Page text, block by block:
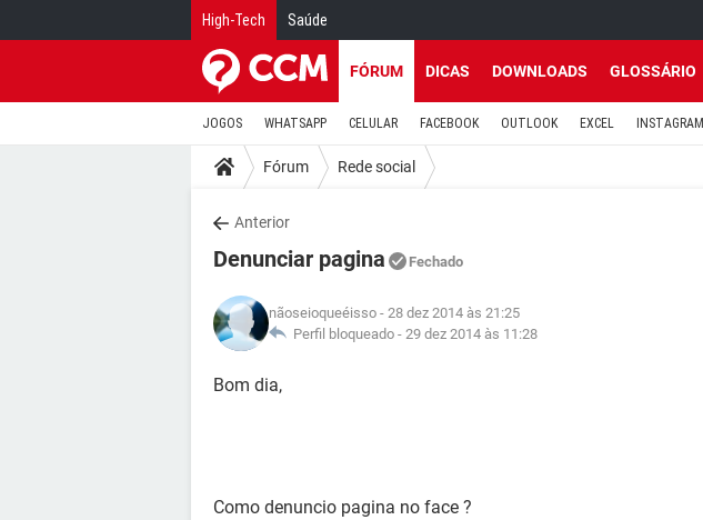
High-Tech Saúde
FÓRUM DICAS DOWNLOADS GLOSSÁRIO
JOGOS WHATSAPP CELULAR FACEBOOK OUTLOOK EXCEL INSTAGRAM
Fórum Rede social
Anterior
Denunciar pagina Fechado
nãoseioqueéisso - 28 dez 2014 às 21:25
Perfil bloqueado - 29 dez 2014 às 11:28
Bom dia,
Como denuncio pagina no face ?